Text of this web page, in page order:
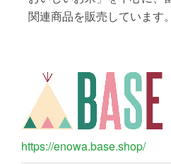
関連商品を販売しています。
https://enowa.base.shop/